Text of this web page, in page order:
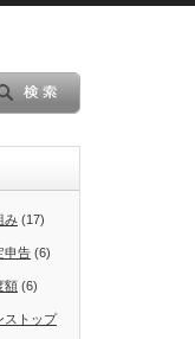
み (17)
申告 (6)
額 (6)
ストップ